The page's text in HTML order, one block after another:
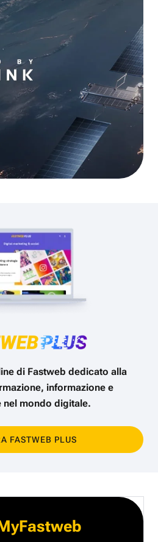
di Fastweb dedicato alla
informazione e
nel mondo digitale.
FASTWEB PLUS